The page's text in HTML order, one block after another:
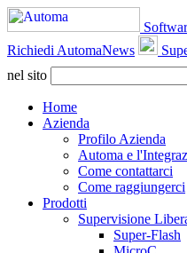
Richiedi AutomaNews
nel sito
Home
Azienda
Profilo Azienda
Automa e
Come contattarci
Come raggiungerci
Prodotti
Supervisione
Super-Flash